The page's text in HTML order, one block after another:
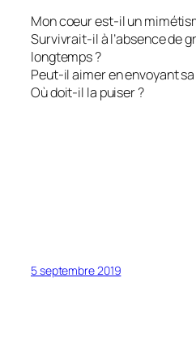
Mon coeur est-il un
Survivrait-il à l’absence de
longtemps ?
Peut-il aimer en envoyant
Où doit-il la puiser ?
5 septembre 2019